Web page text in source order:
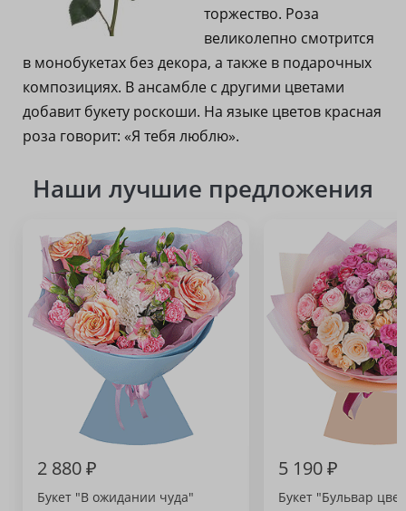
торжество. Роза
великолепно смотрится
в монобукетах без декора, а также в подарочных
композициях. В ансамбле с другими цветами
добавит букету роскоши. На языке цветов красная
роза говорит: «Я тебя люблю».
Наши лучшие предложения
2 880 ₽
Букет "В ожидании чуда"
5 190 ₽
Букет "Бульвар